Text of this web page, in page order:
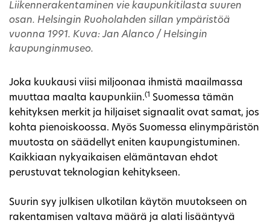
Liikennerakentaminen vie kaupunkitilasta suuren
osan. Helsingin Ruoholahden sillan ympäristöä
vuonna 1991. Kuva: Jan Alanco / Helsingin
kaupunginmuseo.
Joka kuukausi viisi miljoonaa ihmistä maailmassa
muuttaa maalta kaupunkiin.(1 Suomessa tämän
kehityksen merkit ja hiljaiset signaalit ovat samat, jos
kohta pienoiskoossa. Myös Suomessa elinympäristön
muutosta on säädellyt eniten kaupungistuminen.
Kaikkiaan nykyaikaisen elämäntavan ehdot
perustuvat teknologian kehitykseen.
Suurin syy julkisen ulkotilan käytön muutokseen on
rakentamisen valtava määrä ja alati lisääntyvä